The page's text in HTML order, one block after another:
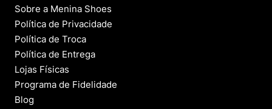
Sobre a Menina Shoes
Política de Privacidade
Política de Troca
Política de Entrega
Lojas Físicas
Programa de Fidelidade
Blog